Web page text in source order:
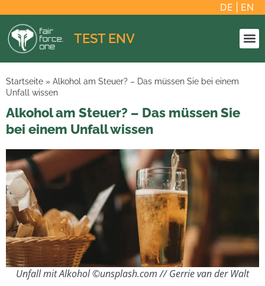
DE EN
TEST ENV
Startseite » Alkohol am Steuer? – Das müssen Sie bei einem
Unfall wissen
Alkohol am Steuer? – Das müssen Sie
bei einem Unfall wissen
Unfall mit Alkohol ©unsplash.com // Gerrie van der Walt